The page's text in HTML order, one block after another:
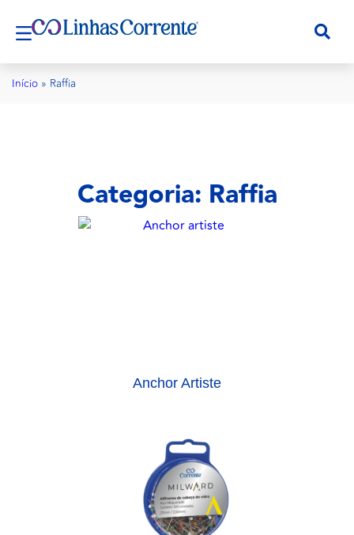
Início » Raffia
Categoria: Raffia
Anchor Artiste